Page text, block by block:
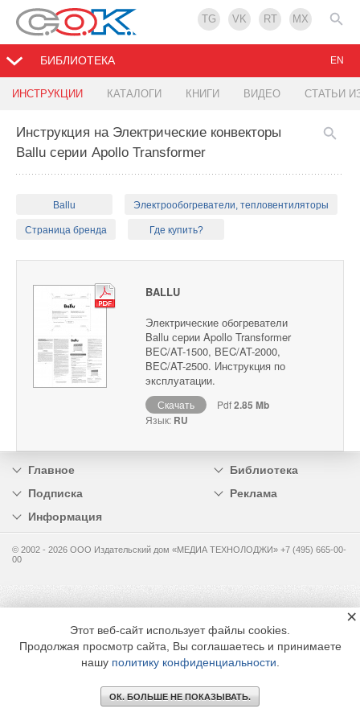
TG VK RT MX
БИБЛИОТЕКА
ИНСТРУКЦИИ КАТАЛОГИ КНИГИ ВИДЕО СТАТЬИ
EN
Инструкция на Электрические конвекторы
Ballu серии Apollo Transformer
Ballu Электрообогреватели, тепловентиляторы
Страница бренда Где купить?
BALLU
Электрические обогреватели
Ballu серии Apollo Transformer
BEC/AT-1500, BEC/AT-2000,
BEC/AT-2500. Инструкция по
эксплуатации.
Скачать Pdf2.85 Mb
Язык: RU
Главное
Библиотека
Подписка
Реклама
Информация
© 2002 - 2026 OOO Издательский дом «МЕДИА ТЕХНОЛОДЖИ» +7 (495) 665-00-
00
Этот веб-сайт использует файлы cookies.
Продолжая просмотр сайта, Вы соглашаетесь и принимаете
нашу политику конфиденциальности
ОК. БОЛЬШЕ НЕ ПОКАЗЫВАТЬ.
×